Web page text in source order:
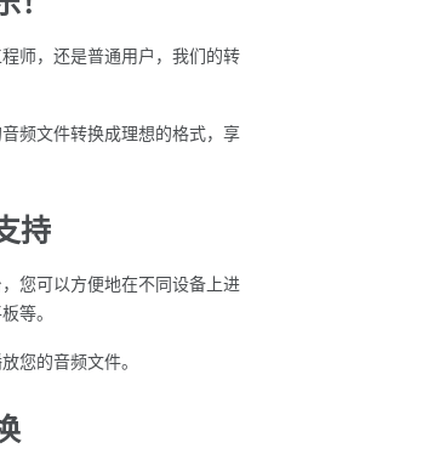
师，还是普通用户，我们的转
频文件转换成理想的格式，享
持
您可以方便地在不同设备上进
等。
您的音频文件。